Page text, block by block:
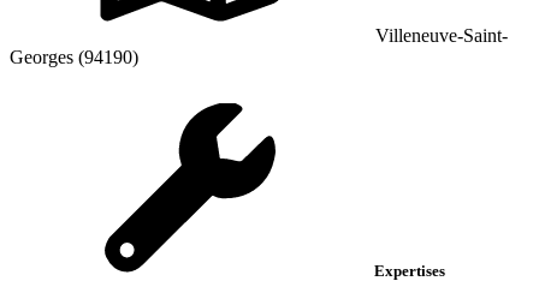
Villeneuve-Saint-
Georges (94190)
Expertises